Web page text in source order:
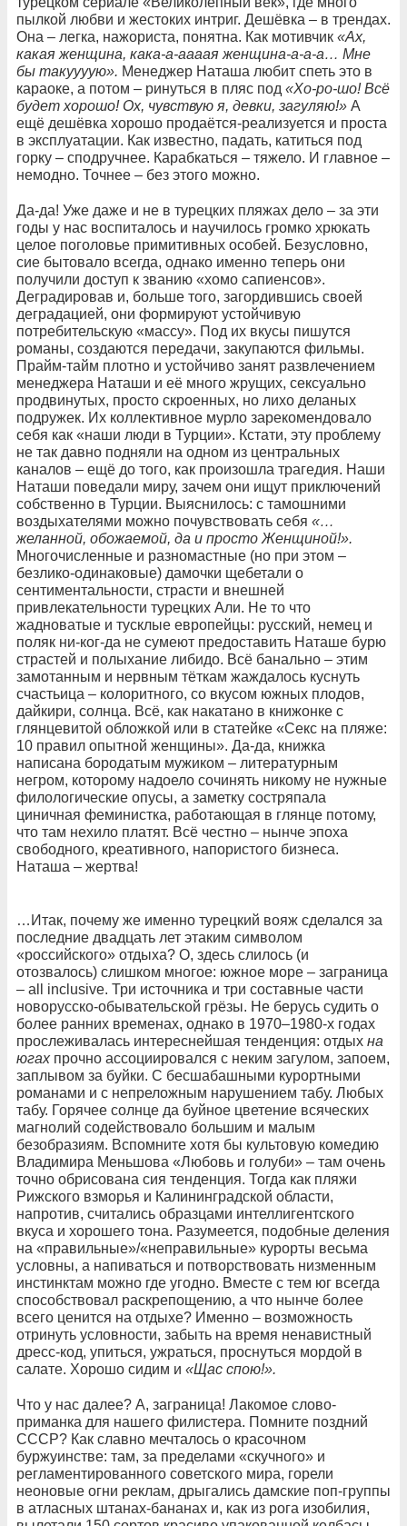
пылкой любви и жестоких интриг. Дешёвка – в трендах.
Она – легка, нажориста, понятна. Как мотивчик «Ах,
какая женщина, кака-а-аааая женщина-а-а-а… Мне
бы такуууую». Менеджер Наташа любит спеть это в
караоке, а потом – ринуться в пляс под «Хо-ро-шо! Всё
будет хорошо! Ох, чувствую я, девки, загуляю!» А
ещё дешёвка хорошо продаётся-реализуется и проста
в эксплуатации. Как известно, падать, катиться под
горку – сподручнее. Карабкаться – тяжело. И главное –
немодно. Точнее – без этого можно.
Да-да! Уже даже и не в турецких пляжах дело – за эти
годы у нас воспиталось и научилось громко хрюкать
целое поголовье примитивных особей. Безусловно,
сие бытовало всегда, однако именно теперь они
получили доступ к званию «хомо сапиенсов».
Деградировав и, больше того, загордившись своей
деградацией, они формируют устойчивую
потребительскую «массу». Под их вкусы пишутся
романы, создаются передачи, закупаются фильмы.
Прайм-тайм плотно и устойчиво занят развлечением
менеджера Наташи и её много жрущих, сексуально
продвинутых, просто скроенных, но лихо деланых
подружек. Их коллективное мурло зарекомендовало
себя как «наши люди в Турции». Кстати, эту проблему
не так давно подняли на одном из центральных
каналов – ещё до того, как произошла трагедия. Наши
Наташи поведали миру, зачем они ищут приключений
собственно в Турции. Выяснилось: с тамошними
воздыхателями можно почувствовать себя «…
желанной, обожаемой, да и просто Женщиной!».
Многочисленные и разномастные (но при этом –
безлико-одинаковые) дамочки щебетали о
сентиментальности, страсти и внешней
привлекательности турецких Али. Не то что
жадноватые и тусклые европейцы: русский, немец и
поляк ни-ког-да не сумеют предоставить Наташе бурю
страстей и полыхание либидо. Всё банально – этим
замотанным и нервным тёткам жаждалось куснуть
счастьица – колоритного, со вкусом южных плодов,
дайкири, солнца. Всё, как накатано в книжонке с
глянцевитой обложкой или в статейке «Секс на пляже:
10 правил опытной женщины». Да-да, книжка
написана бородатым мужиком – литературным
негром, которому надоело сочинять никому не нужные
филологические опусы, а заметку состряпала
циничная феминистка, работающая в глянце потому,
что там нехило платят. Всё честно – нынче эпоха
свободного, креативного, напористого бизнеса.
Наташа – жертва!
…Итак, почему же именно турецкий вояж сделался за
последние двадцать лет этаким символом
«российского» отдыха? О, здесь слилось (и
отозвалось) слишком многое: южное море – заграница
– all inclusive. Три источника и три составные части
новорусско-обывательской грёзы. Не берусь судить о
более ранних временах, однако в 1970–1980-х годах
прослеживалась интереснейшая тенденция: отдых на
югахпрочно ассоциировался с неким загулом, запоем,
заплывом за буйки. С бесшабашными курортными
романами и с непреложным нарушением табу. Любых
табу. Горячее солнце да буйное цветение всяческих
магнолий содействовало большим и малым
безобразиям. Вспомните хотя бы культовую комедию
Владимира Меньшова «Любовь и голуби» – там очень
точно обрисована сия тенденция. Тогда как пляжи
Рижского взморья и Калининградской области,
напротив, считались образцами интеллигентского
вкуса и хорошего тона. Разумеется, подобные деления
на «правильные»/«неправильные» курорты весьма
условны, а напиваться и потворствовать низменным
инстинктам можно где угодно. Вместе с тем юг всегда
способствовал раскрепощению, а что нынче более
всего ценится на отдыхе? Именно – возможность
отринуть условности, забыть на время ненавистный
дресс-код, упиться, ужраться, проснуться мордой в
салате. Хорошо сидим и «Щас спою!».
Что у нас далее? А, заграница! Лакомое слово-
приманка для нашего филистера. Помните поздний
СССР? Как славно мечталось о красочном
буржуинстве: там, за пределами «скучного» и
регламентированного советского мира, горели
неоновые огни реклам, дрыгались дамские поп-группы
в атласных штанах-бананах и, как из рога изобилия,